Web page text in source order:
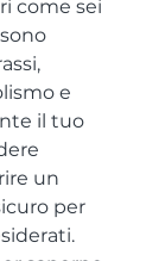
come sei
e
il tuo
un
per